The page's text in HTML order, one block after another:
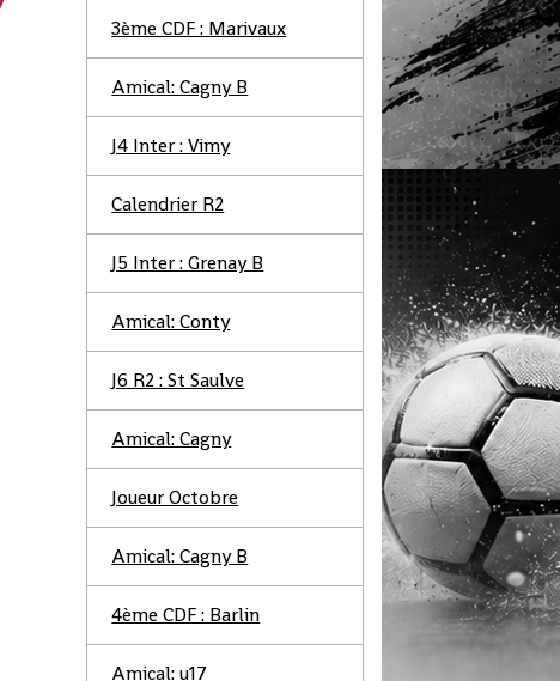
3ème CDF : Marivaux
Amical: Cagny B
J4 Inter : Vimy
Calendrier R2
J5 Inter : Grenay B
Amical: Conty
J6 R2 : St Saulve
Amical: Cagny
Joueur Octobre
Amical: Cagny B
4ème CDF : Barlin
Amical: u17